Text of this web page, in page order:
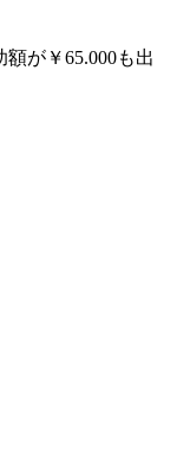
が￥65.000も出